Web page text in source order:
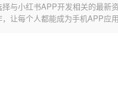
与小红书APP开发相关的最新资
让每个人都能成为手机APP应